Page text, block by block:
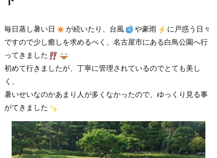
毎日蒸し暑い日 が続いたり、台風 や豪雨
に戸惑う日々
ですので少し癒しを求めるべく、名古屋市にある白鳥公園へ行
ってきました
初めて行きましたが、丁寧に管理されているのでとても美し
く、
暑いせいなのかあまり人が多くなかったので、ゆっくり見る事
がてきました